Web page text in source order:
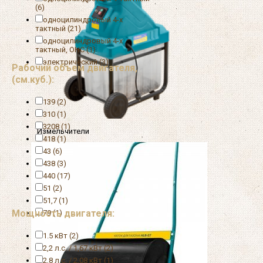
Измельчители
(6)
одноцилиндровый 4-х
тактный (21)
одноцилиндровый 4-х
тактный, OHC (1)
электрический (3)
Рабочий объем двигателя,
(см.куб.):
139 (2)
310 (1)
3208 (1)
418 (1)
43 (6)
438 (3)
440 (17)
51 (2)
51,7 (1)
79 (1)
Мощность двигателя:
1.5 кВт (2)
2,2 л.с. / 1,67 кВт (2)
2,8 л.с. / 2,08 кВт (1)